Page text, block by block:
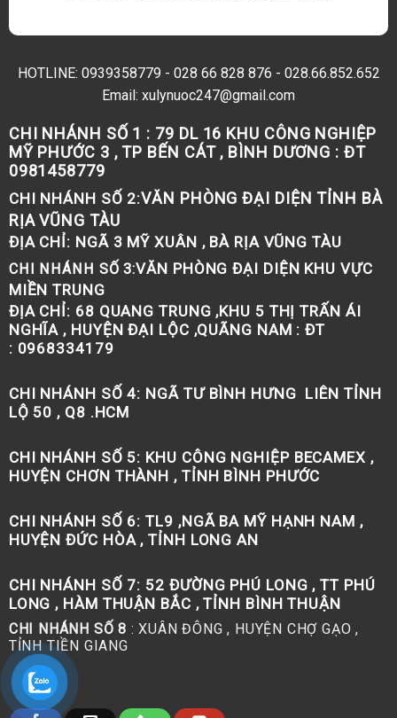
HOTLINE: 0939358779 - 028 66 828 876 - 028.66.852.652
Email: xulynuoc247@gmail.com
CHI NHÁNH SỐ 1 : 79 DL 16 KHU CÔNG NGHIỆP
MỸ PHƯỚC 3 , TP BẾN CÁT , BÌNH DƯƠNG : ĐT
0981458779
CHI NHÁNH SỐ 2:VĂN PHÒNG ĐẠI DIỆN TỈNH BÀ
RỊA VŨNG TÀU
ĐỊA CHỈ: NGÃ 3 MỸ XUÂN , BÀ RỊA VŨNG TÀU
CHI NHÁNH SỐ 3:VĂN PHÒNG ĐẠI DIỆN KHU VỰC
MIỀN TRUNG
ĐỊA CHỈ: 68 QUANG TRUNG ,KHU 5 THỊ TRẤN ÁI
NGHĨA , HUYỆN ĐẠI LỘC ,QUÃNG NAM : ĐT
: 0968334179
CHI NHÁNH SỐ 4: NGÃ TƯ BÌNH HƯNG LIÊN TỈNH
LỘ 50 , Q8 .HCM
CHI NHÁNH SỐ 5: KHU CÔNG NGHIỆP BECAMEX ,
HUYỆN CHƠN THÀNH , TỈNH BÌNH PHƯỚC
CHI NHÁNH SỐ 6:TL9 ,NGÃ BA MỸ HẠNH NAM ,
HUYỆN ĐỨC HÒA , TỈNH LONG AN
CHI NHÁNH SỐ 7: 52 ĐƯỜNG PHÚ LONG , TT PHÚ
LONG , HÀM THUẬN BẮC , TỈNH BÌNH THUẬN
CHI NHÁNH SỐ 8 : XUÂN ĐÔNG , HUYỆN CHỢ GẠO ,
TỈNH TIỀN GIANG